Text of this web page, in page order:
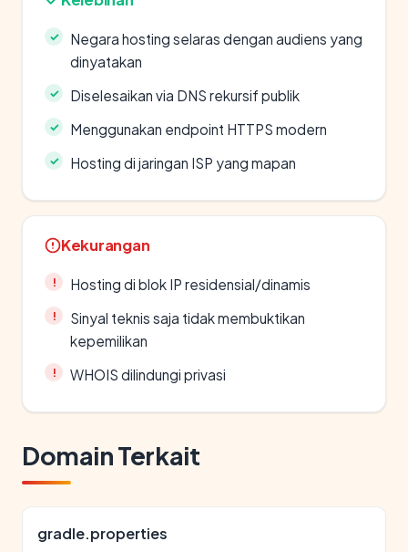
Negara hosting selaras dengan audiens yang
dinyatakan
Diselesaikan via DNS rekursif publik
Menggunakan endpoint HTTPS modern
Hosting di jaringan ISP yang mapan
Kekurangan
Hosting di blok IP residensial/dinamis
Sinyal teknis saja tidak membuktikan
kepemilikan
WHOIS dilindungi privasi
Domain Terkait
gradle.properties